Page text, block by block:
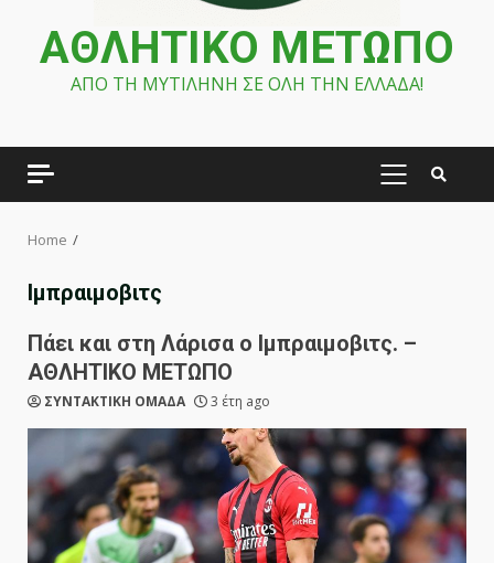
ΑΘΛΗΤΙΚΟ ΜΕΤΩΠΟ
ΑΠΟ ΤΗ ΜΥΤΙΛΗΝΗ ΣΕ ΟΛΗ ΤΗΝ ΕΛΛΑΔΑ!
PRIMARY
Home
Ιμπραιμοβιτς
Πάει και στη Λάρισα ο Ιμπραιμοβιτς. –
ΑΘΛΗΤΙΚΟ ΜΕΤΩΠΟ
ΣΥΝΤΑΚΤΙΚΗ ΟΜΑΔΑ 3 έτη ago